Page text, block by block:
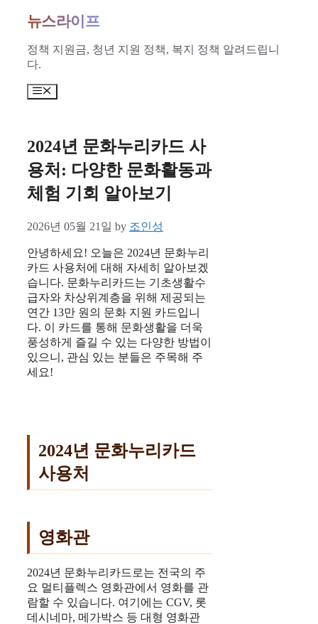
content
뉴스라이프
정책 지원금, 청년 지원 정책, 복지 정책 알려드립니
다.
Menu
2024년 문화누리카드 사
용처: 다양한 문화활동과
체험 기회 알아보기
2026년 05월 21일 by 조인성
안녕하세요! 오늘은 2024년 문화누리
카드 사용처에 대해 자세히 알아보겠
습니다. 문화누리카드는 기초생활수
급자와 차상위계층을 위해 제공되는
연간 13만 원의 문화 지원 카드입니
다. 이 카드를 통해 문화생활을 더욱
풍성하게 즐길 수 있는 다양한 방법이
있으니, 관심 있는 분들은 주목해 주
세요!
2024년 문화누리카드
사용처
영화관
2024년 문화누리카드로는 전국의 주
요 멀티플렉스 영화관에서 영화를 관
람할 수 있습니다. 여기에는 CGV, 롯
데시네마, 메가박스 등 대형 영화관